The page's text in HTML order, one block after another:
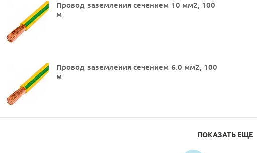
Провод заземления сечением 10 мм2, 100
м
Провод заземления сечением 6.0 мм2, 100
м
ПОКАЗАТЬ ЕЩЕ